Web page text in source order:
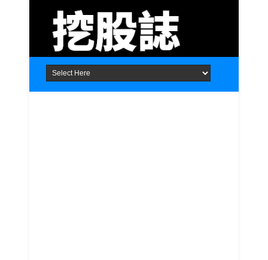
Home About Contact